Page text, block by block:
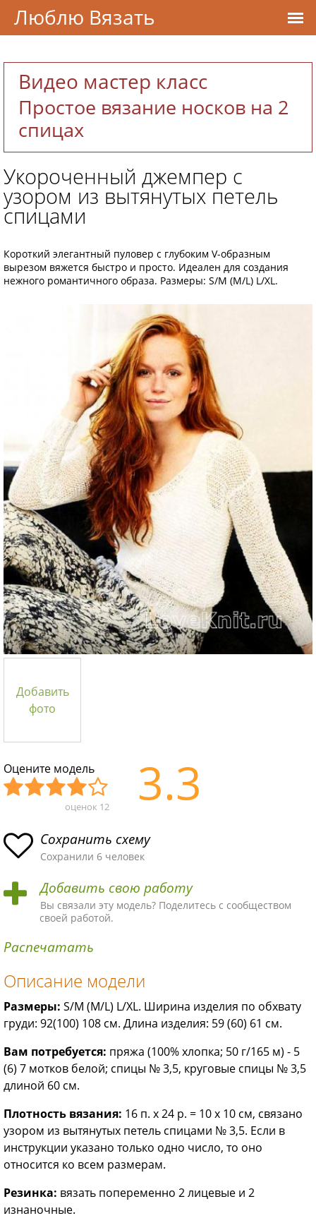
Видео мастер класс
Простое вязание носков на 2
спицах
Укороченный джемпер с
узором из вытянутых петель
спицами
Короткий элегантный пуловер с глубоким V-образным
вырезом вяжется быстро и просто. Идеален для создания
нежного романтичного образа. Размеры: S/M (M/L) L/XL.
Добавить
фото
Оцените модель
асн
ая
ма
пло
хая
ма
ыч
ная
ма
Хор
ая
ма
Отл
ая
ма!
оценок 12 3.3
Сохранить схему
Сохранили 6 человек
Добавить свою работу
Вы связали эту модель? Поделитесь с сообществом
своей работой.
Распечатать
Описание модели
Размеры: S/M (M/L) L/XL. Ширина изделия по обхвату
груди: 92(100) 108 см. Длина изделия: 59 (60) 61 см.
Вам потребуется: пряжа (100% хлопка; 50 г/165 м) - 5
(6) 7 мотков белой; спицы № 3,5, круговые спицы № 3,5
длиной 60 см.
Плотность вязания: 16 п. х 24 р. = 10 х 10 см, связано
узором из вытянутых петель спицами № 3,5. Если в
инструкции указано только одно число, то оно
относится ко всем размерам.
Резинка: вязать попеременно 2 лицевые и 2
изнаночные.
Люблю Вязать